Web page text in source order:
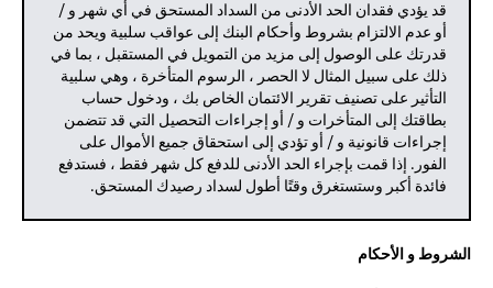
قد يؤدي فقدان الحد الأدنى من السداد المستحق في أي شهر و /
أو عدم الالتزام بشروط وأحكام البنك إلى عواقب سلبية ويحد من
قدرتك على الوصول إلى مزيد من التمويل في المستقبل ، بما في
ذلك على سبيل المثال لا الحصر ، الرسوم المتأخرة ، وهي سلبية
التأثير على تصنيف تقرير الائتمان الخاص بك ، ودخول حساب
بطاقتك إلى المتأخرات و / أو إجراءات التحصيل التي قد تتضمن
إجراءات قانونية و / أو تؤدي إلى استحقاق جميع الأموال على
الفور. إذا قمت بإجراء الحد الأدنى للدفع كل شهر فقط ، فستدفع
فائدة أكبر وستستغرق وقتًا أطول لسداد رصيدك المستحق.
الشروط و الأحكام